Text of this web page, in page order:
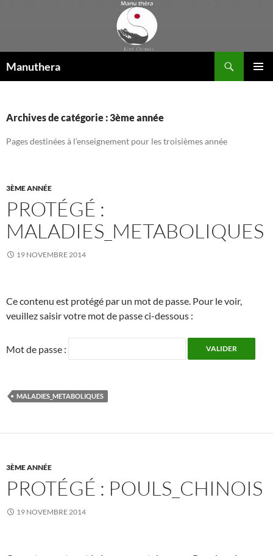
Manuthera
Archives de catégorie : 3ème année
Pages destinées à l’enseignement pour les troisièmes année
3ÈME ANNÉE
PROTÉGÉ :
MALADIES_METABOLIQUES
19 NOVEMBRE 2014
Ce contenu est protégé par un mot de passe. Pour le voir,
veuillez saisir votre mot de passe ci-dessous :
Mot de passe :
MALADIES_METABOLIQUES
3ÈME ANNÉE
PROTÉGÉ : POULS_CHINOIS
19 NOVEMBRE 2014